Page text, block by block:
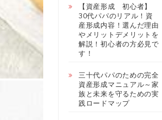
【資産形成 初心者】
30代パパのリアル！資
産形成内容！選んだ理由
やメリットデメリットを
解説！初心者の方必見で
す！
三十代パパのための完全
資産形成マニュアル～家
族と未来を守るための実
践ロードマップ